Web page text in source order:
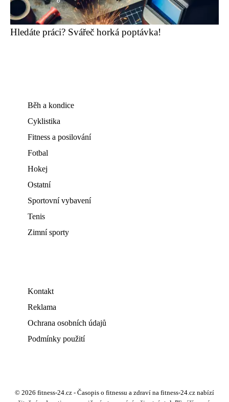
Hledáte práci? Svářeč horká poptávka!
Běh a kondice
Cyklistika
Fitness a posilování
Fotbal
Hokej
Ostatní
Sportovní vybavení
Tenis
Zimní sporty
Kontakt
Reklama
Ochrana osobních údajů
Podmínky použití
© 2026 fitness-24.cz - Časopis o fitnessu a zdraví na fitness-24.cz nabízí